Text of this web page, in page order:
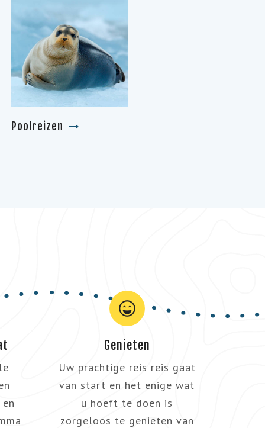
Poolreizen
Genieten
Uw prachtige reis reis gaat
van start en het enige wat
u hoeft te doen is
zorgeloos te genieten van